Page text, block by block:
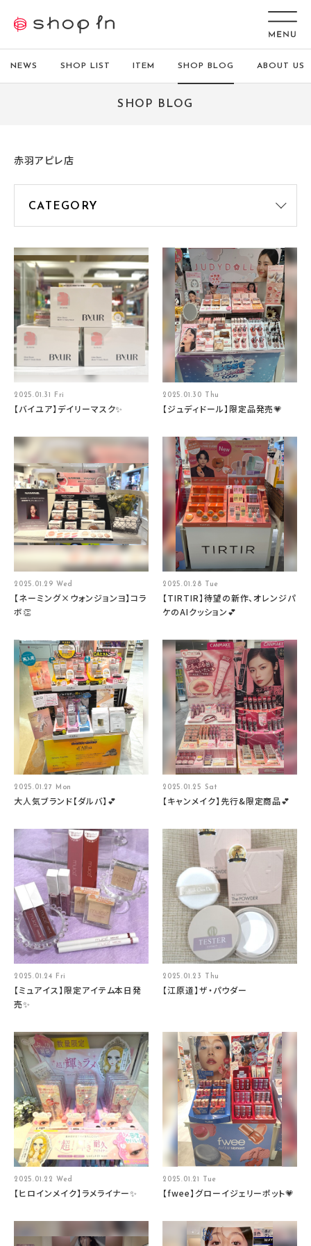
NEWS SHOP LIST ITEM SHOP BLOG ABOUT US
SHOP BLOG
赤羽アピレ店
2025.01.31 Fri
【バイユア】デイリーマスク✨
2025.01.30 Thu
【ジュディドール】限定品発売💗
2025.01.29 Wed
【ネーミング×ウォンジョンヨ】コラ
ボ👏
2025.01.28 Tue
【TIRTIR】待望の新作、オレンジパ
ケのAIクッション💕
2025.01.27 Mon
大人気ブランド【ダルバ】💕
2025.01.25 Sat
【キャンメイク】先行&限定商品💕
2025.01.24 Fri
【ミュアイス】限定アイテム本日発
売✨
2025.01.23 Thu
【江原道】ザ・パウダー
2025.01.22 Wed
【ヒロインメイク】ラメライナー✨
2025.01.21 Tue
【fwee】グローイジェリーポット💗